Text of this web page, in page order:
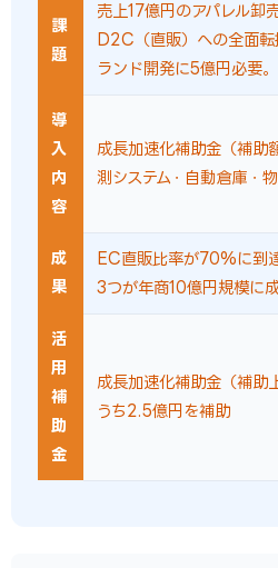
課
題
売上17億円のアパレル卸
D2C（直販）への全面
ランド開発に5億円必要。
導
入
内
容
成長加速化補助金（補
測システム・自動倉庫・
成
果
EC直販比率が70%に到
3つが年商10億円規模に成
活
用
補
助
金
成長加速化補助金（補助
うち2.5億円を補助